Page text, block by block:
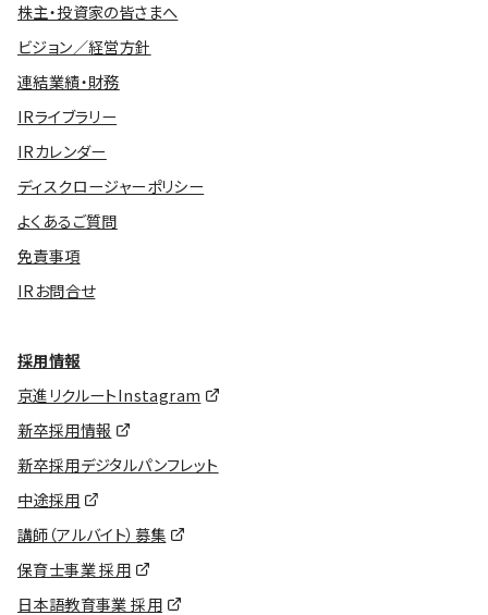
株主・投資家の皆さまへ
ビジョン／経営方針
連結業績・財務
IRライブラリー
IRカレンダー
ディスクロージャーポリシー
よくあるご質問
免責事項
IRお問合せ
採用情報
京進リクルートInstagram
新卒採用情報
新卒採用デジタルパンフレット
中途採用
講師（アルバイト）募集
保育士事業 採用
日本語教育事業 採用